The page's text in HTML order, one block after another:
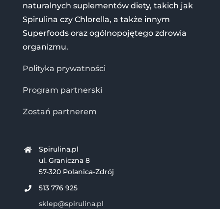
naturalnych suplementów diety, takich jak
Spirulina czy Chlorella, a także innym
Superfoods oraz ogólnopojętego zdrowia
organizmu.
Polityka prywatności
Program partnerski
Zostań partnerem
Spirulina.pl
ul. Graniczna 8
57-320 Polanica-Zdrój
513 776 925
sklep@spirulina.pl